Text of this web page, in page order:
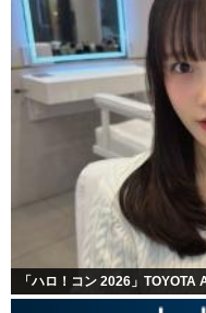
「ハロ！コン 2026」